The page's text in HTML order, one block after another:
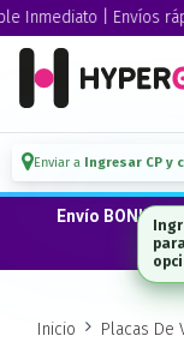
| Envíos
Enviar a Ingresar CP y
Envío
Inicio Placas De